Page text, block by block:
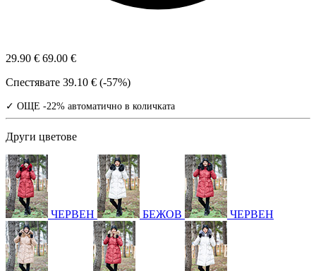
29.90 € 69.00 €
Спестявате 39.10 € (-57%)
✓ ОЩЕ -22% автоматично в количката
Други цветове
ЧЕРВЕН БЕЖОВ ЧЕРВЕН